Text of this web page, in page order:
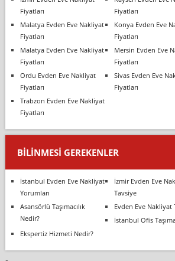
Fiyatları
Fiyatları
Malatya Evden Eve Nakliyat
Fiyatları
Konya Evden Eve
Fiyatları
Malatya Evden Eve Nakliyat
Fiyatları
Mersin Evden Eve
Fiyatları
Ordu Evden Eve Nakliyat
Fiyatları
Sivas Evden Eve
Fiyatları
Trabzon Evden Eve Nakliyat
Fiyatları
BILINMESI GEREKENLER
İstanbul Evden Eve Nakliyat
Yorumları
İzmir Evden Eve
Tavsiye
Asansörlü Taşımacılık
Nedir?
Evden Eve Nakliyat
İstanbul Ofis
Ekspertiz Hizmeti Nedir?